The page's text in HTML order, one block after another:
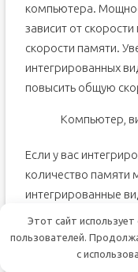
компьютера.
зависит от
скорости памяти.
интегрированных
повысить общую
Компьютер,
Если у вас
количество памяти
интегрированные
собственной
оперативной
Как увеличить
Этот сайт
пользователей.
с